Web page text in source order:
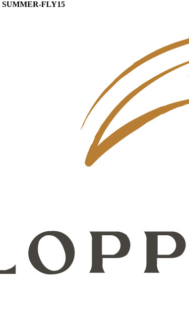
SUMMER-FLY15